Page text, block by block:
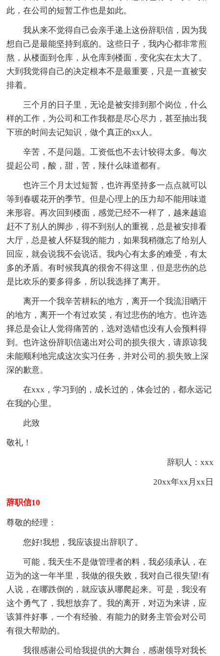
此，在公司的短暂工作也是如此。
我从来不觉得自己会亲手递上这份辞职信，因为我
想自己是最能坚持到底的。这些日子，我内心都非常煎
熬，从楼面到仓库，从仓库到楼面，变化实在太大了。
大到我觉得自己的决定根本不是最重要，只是一直被安
排着。
三个月的日子里，无论是被安排到那个岗位，什么
样的工作，为公司和工作我都是尽心尽力，甚至抽出我
下班的时间去记知识，做个真正的xx人。
辛苦，不是问题。工资低也不去计较得太多。每次
提起公司，酸，甜，苦，辣什么味道都有。
也许三个月太过短暂，也许再坚持多一点点就可以
等到春暖花开的季节。但是心理上的压力却不能用味道
来形容。再次回到楼面，感觉已经不一样了，越来越追
赶不了别人的脚步，得不到别人的重视，总是被安排看
大厅，总是被人怀疑我的能力，如果我稍微忘了给别人
回应，就会说我不会说话。我内心有太多的难受，有太
多的矛盾。有时候我真的很舍不得这里，但是悲伤的总
是比欢乐的要多得多，所以我选择了离开。
离开一个我辛苦耕耘的地方，离开一个我流泪晒汗
的地方，离开一个有过欢笑，有过悲伤的地方。也许选
择总是会让人觉得痛苦的，选对选错也没有人会预料得
到。也许这份辞职信递出对公司的损失很大，请原谅我
未能顺利地完成这次实习任务，并对公司的.损失致上深
深的歉意。
在xxx，学习到的，成长过的，体会过的，都永远记
在我的心里。
此致
敬礼！
辞职人：xxx
20xx年xx月xx日
辞职信10
尊敬的经理：
您好!我想，我应该提出辞职了。
可能，我天生不是做管理者的料，我必须承认，在
迈为的这一年半里，我做的很失败，我对自己很失望!有
人说，在哪跌倒的，就应该从哪爬起来。可是，我没有
这个勇气了，我想放弃了。我的离开，对迈为来讲，应
该算件好事，一个有经验、有能力的财务主管会对公司
有很大帮助的。
我很感谢公司给我提供的大舞台，感谢领导对我长